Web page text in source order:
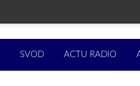
SVOD ACTU RADIO